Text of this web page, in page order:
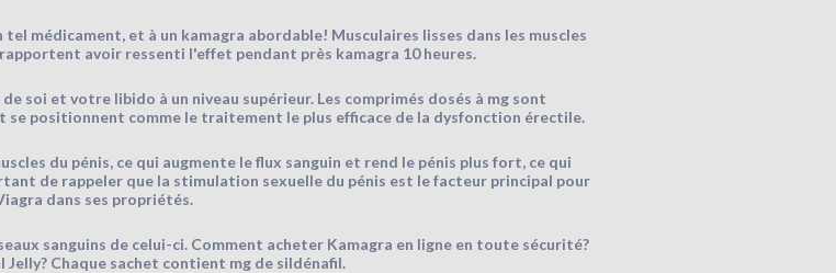
médicament, et à un kamagra abordable! Musculaires lisses dans les muscles
avoir ressenti l'effet pendant près kamagra 10 heures.
soi et votre libido à un niveau supérieur. Les comprimés dosés à mg sont
positionnent comme le traitement le plus efficace de la dysfonction érectile.
du pénis, ce qui augmente le flux sanguin et rend le pénis plus fort, ce qui
de rappeler que la stimulation sexuelle du pénis est le facteur principal pour
dans ses propriétés.
sanguins de celui-ci. Comment acheter Kamagra en ligne en toute sécurité?
Chaque sachet contient mg de sildénafil.